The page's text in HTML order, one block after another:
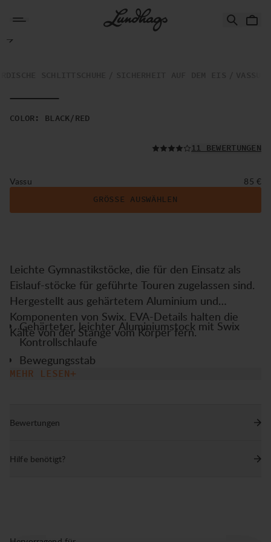
Vassu
COLOR : BLACK/RED
LESEN SIE ALLE
11 BEWERTUNGEN
Vassu Preis:
85 €
GRÖSSE AUSWÄHLEN
Leichte Gymnastikstöcke, die für den Einsatz als
Eislauf-stöcke für geführte Touren zugelassen sind.
Hergestellt aus gehärtetem Aluminium und
Komponenten von Swix. EVA-Details halten die
Kälte von der Stange vom Körper fern.
Gehärteter, leichter Aluminiumstock mit Swix
Kontrollschlaufe
Bewegungsstab
Komponenten von Swix
Reflektierend
Schwimmt horizontal, wenn es angeschlossen
MEHR LESEN
Bewertungen
Hilfe benötigt?